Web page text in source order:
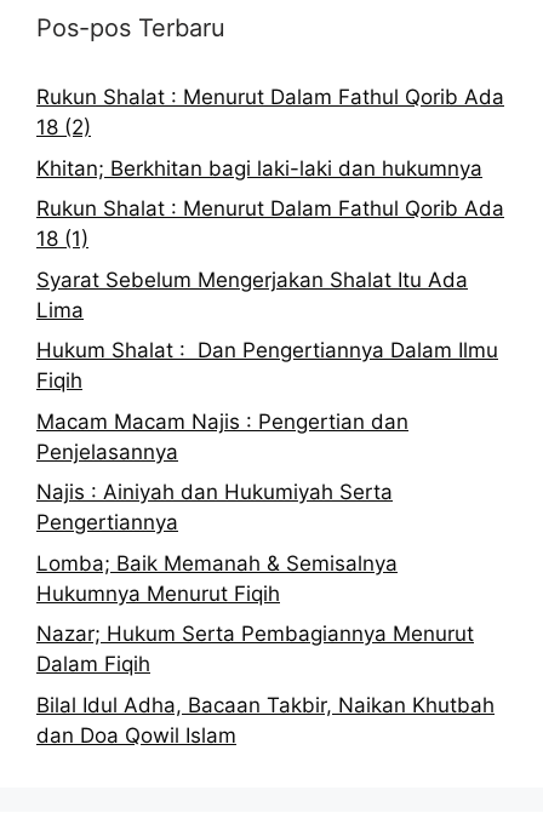
Pos-pos Terbaru
Rukun Shalat : Menurut Dalam Fathul Qorib Ada
18 (2)
Khitan; Berkhitan bagi laki-laki dan hukumnya
Rukun Shalat : Menurut Dalam Fathul Qorib Ada
18 (1)
Syarat Sebelum Mengerjakan Shalat Itu Ada
Lima
Hukum Shalat : Dan Pengertiannya Dalam Ilmu
Fiqih
Macam Macam Najis : Pengertian dan
Penjelasannya
Najis : Ainiyah dan Hukumiyah Serta
Pengertiannya
Lomba; Baik Memanah & Semisalnya
Hukumnya Menurut Fiqih
Nazar; Hukum Serta Pembagiannya Menurut
Dalam Fiqih
Bilal Idul Adha, Bacaan Takbir, Naikan Khutbah
dan Doa Qowil Islam